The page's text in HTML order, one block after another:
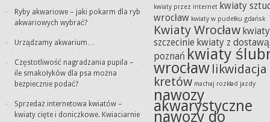
Ryby akwariowe – jaki pokarm dla ryb
akwariowych wybrać?
Urządzamy akwarium…
Częstotliwość nagradzania pupila –
ile smakołyków dla psa można
bezpiecznie podać?
Sprzedaż internetowa kwiatów –
kwiaty cięte i doniczkowe. Kwiaciarnie
kwiaty przez internet kwiaty
wrocław kwiaty w pudełku gdańsk
Kwiaty Wrocław
szczecinie kwiaty z dostawą
poznań kwiaty
wrocław likwidacja
kretów machaj rozkład jazdy
nawozy
akwarystyczne
nawozy do